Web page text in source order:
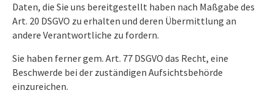
Daten, die Sie uns bereitgestellt haben nach Maßgabe des
Art. 20 DSGVO zu erhalten und deren Übermittlung an
andere Verantwortliche zu fordern.
Sie haben ferner gem. Art. 77 DSGVO das Recht, eine
Beschwerde bei der zuständigen Aufsichtsbehörde
einzureichen.